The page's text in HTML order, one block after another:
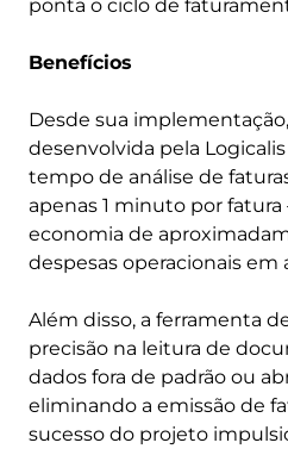
ponta o ciclo de
Benefícios
Desde sua
desenvolvida pela
tempo de análise de
apenas 1 minuto por
economia de
despesas operacionais em
Além disso, a ferramenta
precisão na leitura de
dados fora de padrão ou
eliminando a emissão de
sucesso do projeto